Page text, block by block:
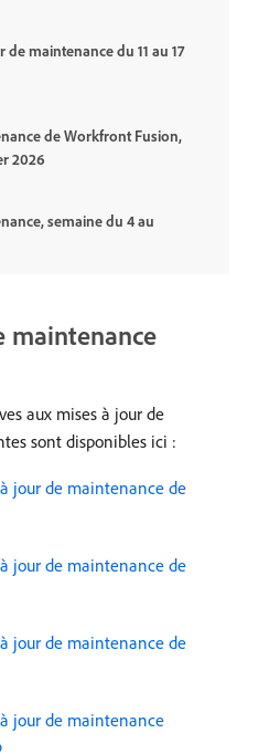
maintenance du 11 au 17
de Workfront Fusion,
2026
semaine du 4 au
maintenance
aux mises à jour de
sont disponibles ici :
jour de maintenance de
jour de maintenance de
jour de maintenance de
jour de maintenance